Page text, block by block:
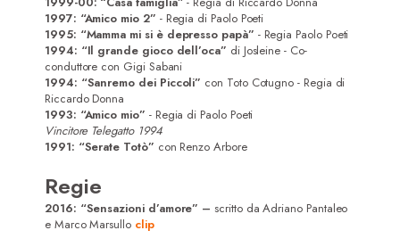
Attrici
Attori
Registi/Sceneggiatori
DoP
Contatti
1997: “Amico mio 2” - Regia di Paolo Poeti
1995: “Mamma mi si è depresso papà” - Regia Paolo Poeti
1994: “Il grande gioco dell’oca” di Josleine - Co-
conduttore con Gigi Sabani
1994: “Sanremo dei Piccoli” con Toto Cotugno - Regia di
Riccardo Donna
1993: “Amico mio” - Regia di Paolo Poeti
Vincitore Telegatto 1994
1991: “Serate Totò” con Renzo Arbore
Regie
2016: “Sensazioni d’amore” –scritto da Adriano Pantaleo
e Marco Marsullo clip